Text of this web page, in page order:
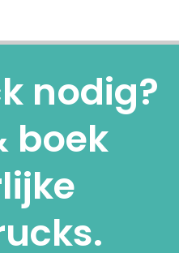
nodig?
boek